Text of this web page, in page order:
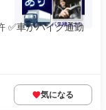
✅車かバイク通勤
気になる